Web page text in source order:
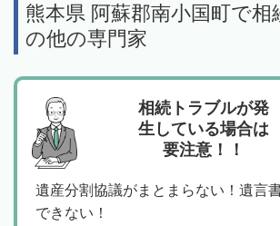
熊本県 阿蘇郡南小国町で相
の他の専門家
相続トラブルが発
生している場合は
要注意！！
遺産分割協議がまとまらない！遺言
できない！